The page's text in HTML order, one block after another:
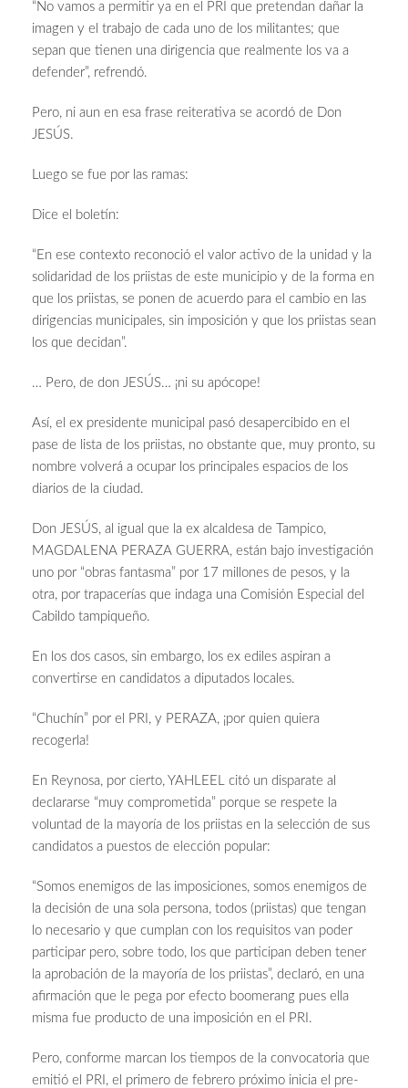
“No vamos a permitir ya en el PRI que pretendan dañar la
imagen y el trabajo de cada uno de los militantes; que
sepan que tienen una dirigencia que realmente los va a
defender”, refrendó.
Pero, ni aun en esa frase reiterativa se acordó de Don
JESÚS.
Luego se fue por las ramas:
Dice el boletín:
“En ese contexto reconoció el valor activo de la unidad y la
solidaridad de los priistas de este municipio y de la forma en
que los priistas, se ponen de acuerdo para el cambio en las
dirigencias municipales, sin imposición y que los priistas sean
los que decidan”.
… Pero, de don JESÚS… ¡ni su apócope!
Así, el ex presidente municipal pasó desapercibido en el
pase de lista de los priistas, no obstante que, muy pronto, su
nombre volverá a ocupar los principales espacios de los
diarios de la ciudad.
Don JESÚS, al igual que la ex alcaldesa de Tampico,
MAGDALENA PERAZA GUERRA, están bajo investigación
uno por “obras fantasma” por 17 millones de pesos, y la
otra, por trapacerías que indaga una Comisión Especial del
Cabildo tampiqueño.
En los dos casos, sin embargo, los ex ediles aspiran a
convertirse en candidatos a diputados locales.
“Chuchín” por el PRI, y PERAZA, ¡por quien quiera
recogerla!
En Reynosa, por cierto, YAHLEEL citó un disparate al
declararse “muy comprometida” porque se respete la
voluntad de la mayoría de los priistas en la selección de sus
candidatos a puestos de elección popular:
“Somos enemigos de las imposiciones, somos enemigos de
la decisión de una sola persona, todos (priistas) que tengan
lo necesario y que cumplan con los requisitos van poder
participar pero, sobre todo, los que participan deben tener
la aprobación de la mayoría de los priistas”, declaró, en una
afirmación que le pega por efecto boomerang pues ella
misma fue producto de una imposición en el PRI.
Pero, conforme marcan los tiempos de la convocatoria que
emitió el PRI, el primero de febrero próximo inicia el pre-